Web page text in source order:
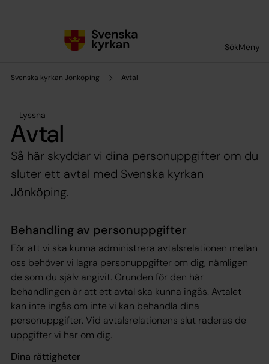
SökMeny
Svenska kyrkan Jönköping Avtal
Lyssna
Avtal
Så här skyddar vi dina personuppgifter om du
sluter ett avtal med Svenska kyrkan
Jönköping.
Behandling av personuppgifter
För att vi ska kunna administrera avtalsrelationen mellan
oss behöver vi lagra personuppgifter om dig, nämligen
de som du själv angivit. Grunden för den här
behandlingen är att ett avtal ska kunna ingås. Avtalet
kan inte ingås om inte vi kan behandla dina
personuppgifter. Vid avtalsrelationens slut raderas de
uppgifter vi har om dig.
Dina rättigheter